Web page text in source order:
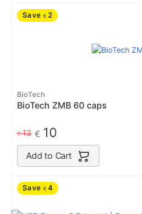
Save € 2
BioTech
BioTech ZMB 60 caps
€13 € 10
Add to Cart
Save € 4